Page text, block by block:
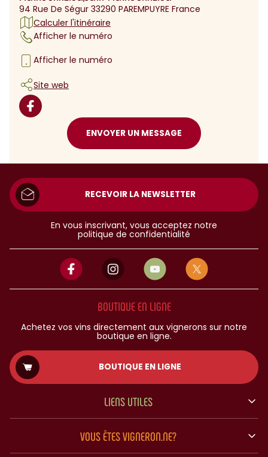
94 Rue De Ségur 33290 PAREMPUYRE France
Calculer l'itinéraire
Afficher le numéro
Afficher le numéro
Site web
ENVOYER UN MESSAGE
RECEVOIR LA NEWSLETTER
En vous inscrivant, vous acceptez notre
politique de confidentialité
BOUTIQUE EN LIGNE
Achetez vos vins directement aux vignerons sur notre
boutique en ligne.
BOUTIQUE EN LIGNE
LIENS UTILES
VOUS ÊTES VIGNERON.NE?